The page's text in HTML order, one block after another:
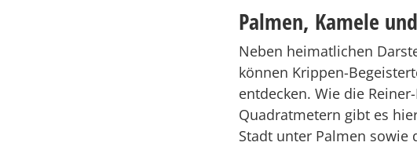
Palmen, Kamele
Neben heimatlichen
können Krippen-
entdecken. Wie die
Quadratmetern gibt es
Stadt unter Palmen sowie